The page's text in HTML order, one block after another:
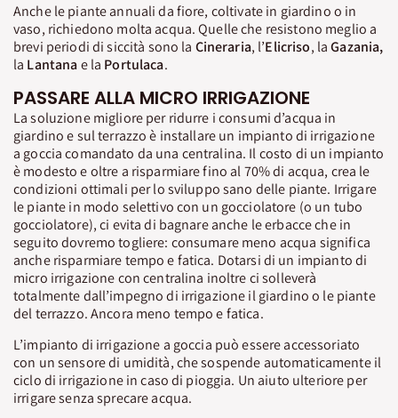
Anche le piante annuali da fiore, coltivate in giardino o in
vaso, richiedono molta acqua. Quelle che resistono meglio a
brevi periodi di siccità sono la Cineraria, l’Elicriso, laGazania,
la Lantana e la Portulaca.
PASSARE ALLA MICRO IRRIGAZIONE
La soluzione migliore per ridurre i consumi d’acqua in
giardino e sul terrazzo è installare un impianto di irrigazione
a goccia comandato da una centralina. Il costo di un impianto
è modesto e oltre a risparmiare fino al 70% di acqua, crea le
condizioni ottimali per lo sviluppo sano delle piante. Irrigare
le piante in modo selettivo con un gocciolatore (o un tubo
gocciolatore), ci evita di bagnare anche le erbacce che in
seguito dovremo togliere: consumare meno acqua significa
anche risparmiare tempo e fatica. Dotarsi di un impianto di
micro irrigazione con centralina inoltre ci solleverà
totalmente dall’impegno di irrigazione il giardino o le piante
del terrazzo. Ancora meno tempo e fatica.
L’impianto di irrigazione a goccia può essere accessoriato
con un sensore di umidità, che sospende automaticamente il
ciclo di irrigazione in caso di pioggia. Un aiuto ulteriore per
irrigare senza sprecare acqua.